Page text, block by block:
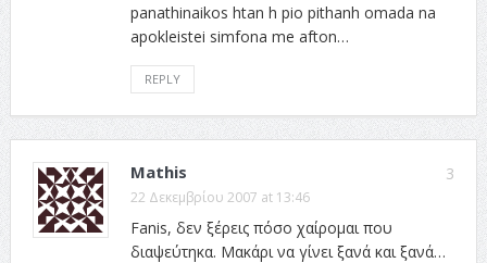
panathinaikos htan h pio pithanh omada na
apokleistei simfona me afton…
REPLY
3
Mathis
22 Δεκεμβρίου 2007 at 13:46
Fanis, δεν ξέρεις πόσο χαίρομαι που
διαψεύτηκα. Μακάρι να γίνει ξανά και ξανά…